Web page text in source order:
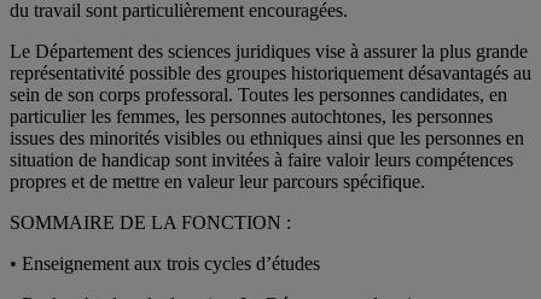
du travail sont particulièrement encouragées.
Le Département des sciences juridiques vise à assurer la plus grande
représentativité possible des groupes historiquement désavantagés au
sein de son corps professoral. Toutes les personnes candidates, en
particulier les femmes, les personnes autochtones, les personnes
issues des minorités visibles ou ethniques ainsi que les personnes en
situation de handicap sont invitées à faire valoir leurs compétences
propres et de mettre en valeur leur parcours spécifique.
SOMMAIRE DE LA FONCTION :
• Enseignement aux trois cycles d’études